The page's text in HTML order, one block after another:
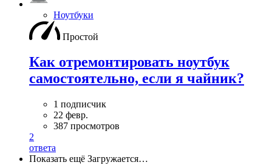
Ноутбуки
Простой
Как отремонтировать ноутбук
самостоятельно, если я чайник?
1 подписчик
22 февр.
387 просмотров
2
ответа
Показать ещё Загружается…